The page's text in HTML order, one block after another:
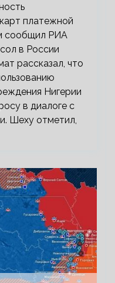
платежной
сообщил РИА
в России
рассказал, что
Нигерии
в диалоге с
Шеху отметил,